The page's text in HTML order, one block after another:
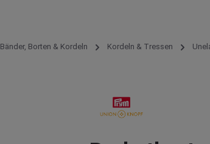
Bänder, Borten & Kordeln Kordeln & Tressen